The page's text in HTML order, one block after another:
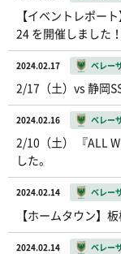
【イベントレポー
24 を開催しました！
2024.02.17 ベレー
2/17（土）vs 静岡
2024.02.16 ベレー
2/10（土） 『ALL
した。
2024.02.14 ベレー
【ホームタウン】
2024.02.14 ベレー